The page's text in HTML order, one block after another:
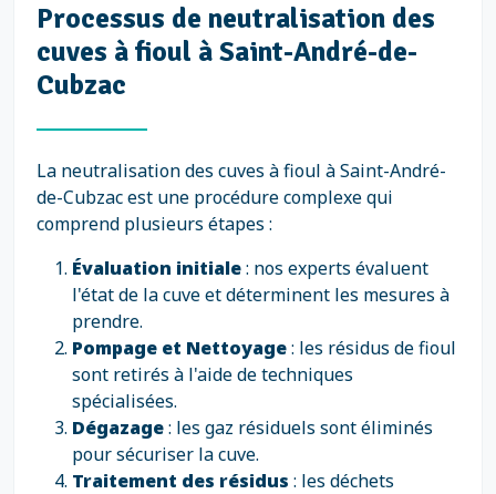
Processus de neutralisation des
cuves à fioul à Saint-André-de-
Cubzac
La neutralisation des cuves à fioul à Saint-André-
de-Cubzac est une procédure complexe qui
comprend plusieurs étapes :
Évaluation initiale: nos experts évaluent
l'état de la cuve et déterminent les mesures à
prendre.
Pompage et Nettoyage: les résidus de fioul
sont retirés à l'aide de techniques
spécialisées.
Dégazage: les gaz résiduels sont éliminés
pour sécuriser la cuve.
Traitement des résidus : les déchets